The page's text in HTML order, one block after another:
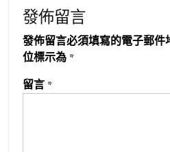
發佈留言
發佈留言必須填寫的電子郵件
位標示為 *
留言 *